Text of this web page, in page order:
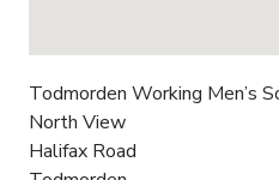
Todmorden Working Men’s
North View
Halifax Road